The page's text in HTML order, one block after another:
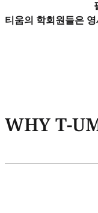
티움의 학회원들은
WHY T-